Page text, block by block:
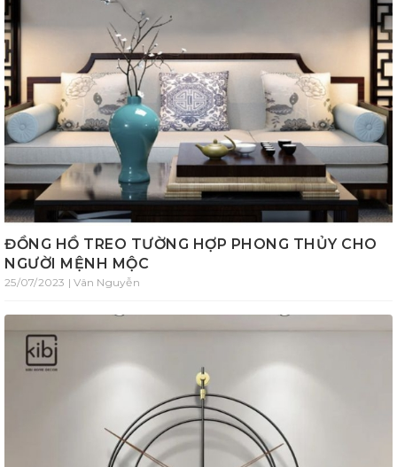
ĐỒNG HỒ TREO TƯỜNG HỢP PHONG THỦY CHO
NGƯỜI MỆNH MỘC
25/07/2023 | Vân Nguyễn